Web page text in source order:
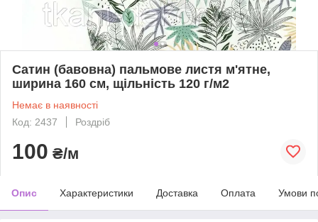
Сатин (бавовна) пальмове листя м'ятне,
ширина 160 см, щільність 120 г/м2
Немає в наявності
Код: 2437
Роздріб
100 ₴/м
Опис Характеристики Доставка Оплата Умови